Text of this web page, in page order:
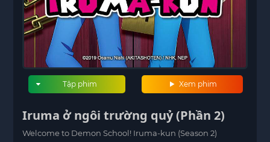
Xem phim
Tập phim
Iruma ở ngôi trường quỷ (Phần 2)
Welcome to Demon School! Iruma-kun (Season 2)